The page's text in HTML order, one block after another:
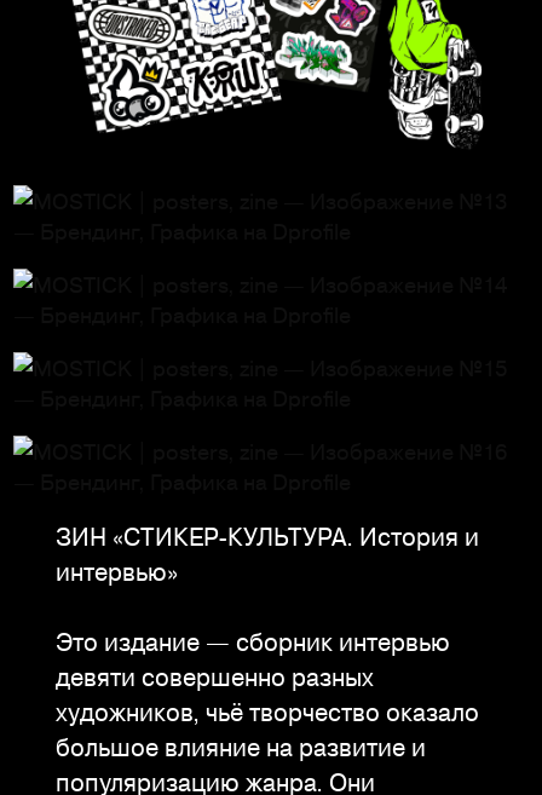
ЗИН «СТИКЕР-КУЛЬТУРА. История и
интервью»
Это издание — сборник интервью
девяти совершенно разных
художников, чьё творчество оказало
большое влияние на развитие и
популяризацию жанра. Они